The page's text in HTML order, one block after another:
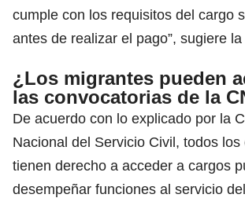
cumple con los requisitos del cargo
antes de realizar el pago”, sugiere
¿Los migrantes pueden
las convocatorias de la
De acuerdo con lo explicado por la
Nacional del Servicio Civil, todos los
tienen derecho a acceder a cargos
desempeñar funciones al servicio